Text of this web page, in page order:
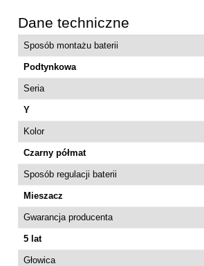
Dane techniczne
Sposób montażu baterii
Podtynkowa
Seria
Y
Kolor
Czarny półmat
Sposób regulacji baterii
Mieszacz
Gwarancja producenta
5 lat
Głowica